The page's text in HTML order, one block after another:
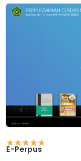
☆☆☆☆☆
E-Perpus